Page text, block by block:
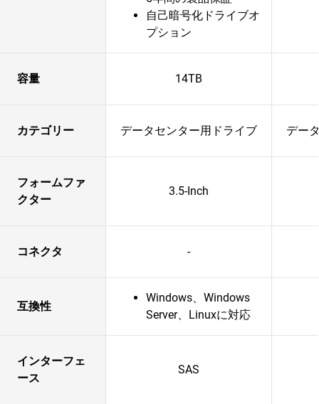
自己暗号化ドライブオ
プション
容量 14TB
カテゴリー データセンター用ドライブ デー
フォームファ
クター
3.5-Inch
コネクタ -
互換性
Windows、Windows
Server、Linuxに対応
インターフェ
ース
SAS